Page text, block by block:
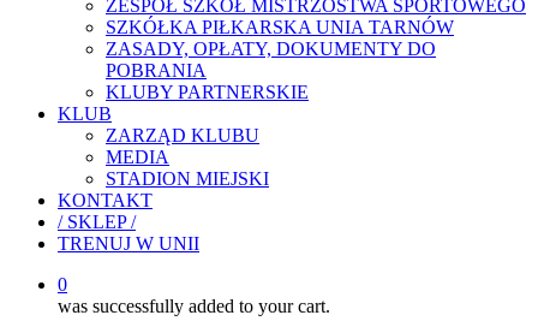
ZESPÓŁ SZKÓŁ MISTRZOSTWA SPORTOWEGO
SZKÓŁKA PIŁKARSKA UNIA TARNÓW
ZASADY, OPŁATY, DOKUMENTY DO
POBRANIA
KLUBY PARTNERSKIE
KLUB
ZARZĄD KLUBU
MEDIA
STADION MIEJSKI
KONTAKT
/ SKLEP /
TRENUJ W UNII
0
was successfully added to your cart.